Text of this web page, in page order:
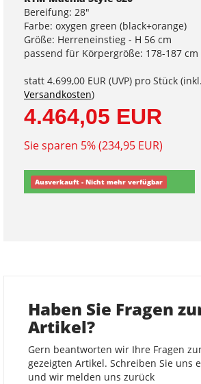
Bereifung: 28"
Farbe: oxygen green (black+orange)
Größe: Herreneinstieg - H 56 cm
passend für Körpergröße: 178-187 cm
statt 4.699,00 EUR (UVP) pro Stück
Versandkosten)
4.464,05 EUR
Sie sparen 5% (234,95 EUR)
Ausverkauft - Nicht mehr verfügbar
Haben Sie Fragen
Artikel?
Gern beantworten wir Ihre Fragen
gezeigten Artikel. Schreiben Sie uns
und wir melden uns zurück